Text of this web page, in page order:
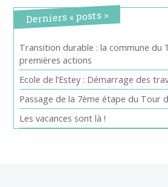
Derniers « posts »
Transition durable : la commune du
premières actions
Ecole de l’Estey : Démarrage des
Passage de la 7ème étape du Tour
Les vacances sont là !